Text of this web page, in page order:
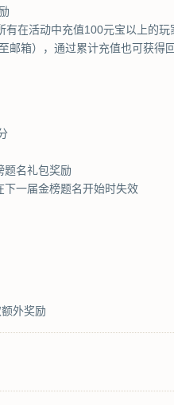
在活动中充值100元宝以上的玩
邮箱），通过累计充值也可获得
题名礼包奖励
一届金榜题名开始时失效
外奖励